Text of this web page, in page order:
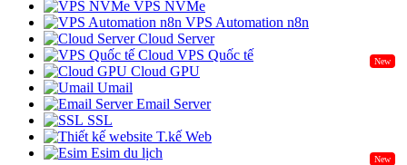
VPS NVMe
VPS Automation n8n
Cloud Server
Cloud VPS Quốc tế
New
Cloud GPU
Umail
Email Server
SSL
T.kế Web
Esim du lịch
New